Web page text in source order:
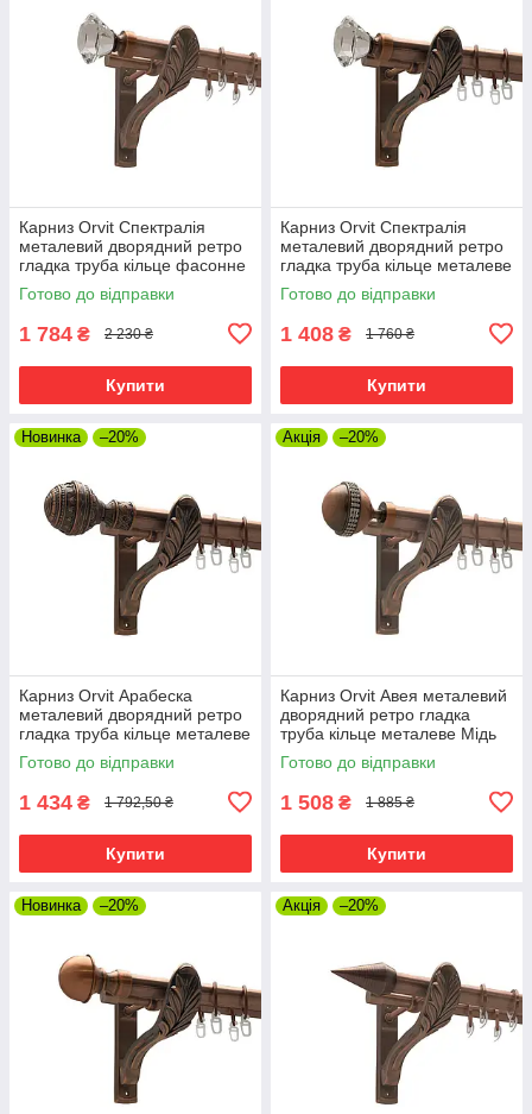
Карниз Orvit Спектралія
металевий дворядний ретро
гладка труба кільце фасонне
металеве Мідь 25\19 мм 160
см (00-00009973)
Готово до відправки
1 784 ₴ 2 230 ₴
Купити
Карниз Orvit Спектралія
металевий дворядний ретро
гладка труба кільце металеве
Мідь 25\19 мм 160 см (00-
00009901)
Готово до відправки
1 408 ₴ 1 760 ₴
Купити
Новинка –20%
Карниз Orvit Арабеска
металевий дворядний ретро
гладка труба кільце металеве
Мідь 25\19 мм 160 см (00-
00009859)
Готово до відправки
1 434 ₴ 1 792,50 ₴
Купити
Акція –20%
Карниз Orvit Авея металевий
дворядний ретро гладка
труба кільце металеве Мідь
25\19 мм 160 см (00-
00009853)
Готово до відправки
1 508 ₴ 1 885 ₴
Купити
Новинка –20% Акція –20%